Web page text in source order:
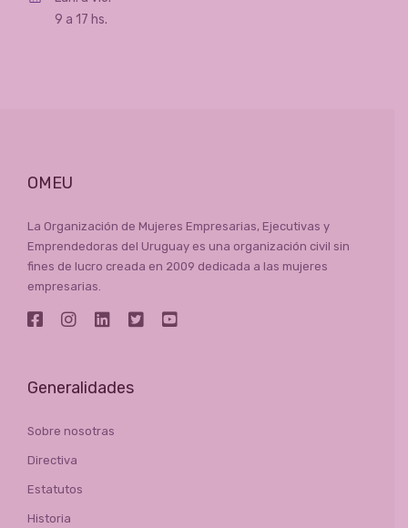
9 a 17 hs.
OMEU
La Organización de Mujeres Empresarias, Ejecutivas y
Emprendedoras del Uruguay es una organización civil sin
fines de lucro creada en 2009 dedicada a las mujeres
empresarias.
Generalidades
Sobre nosotras
Directiva
Estatutos
Historia